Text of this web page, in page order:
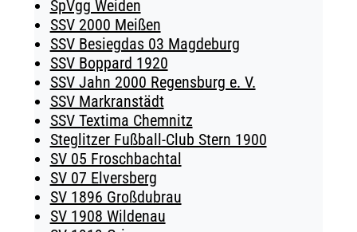
SpVgg Weiden
SSV 2000 Meißen
SSV Besiegdas 03 Magdeburg
SSV Boppard 1920
SSV Jahn 2000 Regensburg e. V.
SSV Markranstädt
SSV Textima Chemnitz
Steglitzer Fußball-Club Stern 1900
SV 05 Froschbachtal
SV 07 Elversberg
SV 1896 Großdubrau
SV 1908 Wildenau